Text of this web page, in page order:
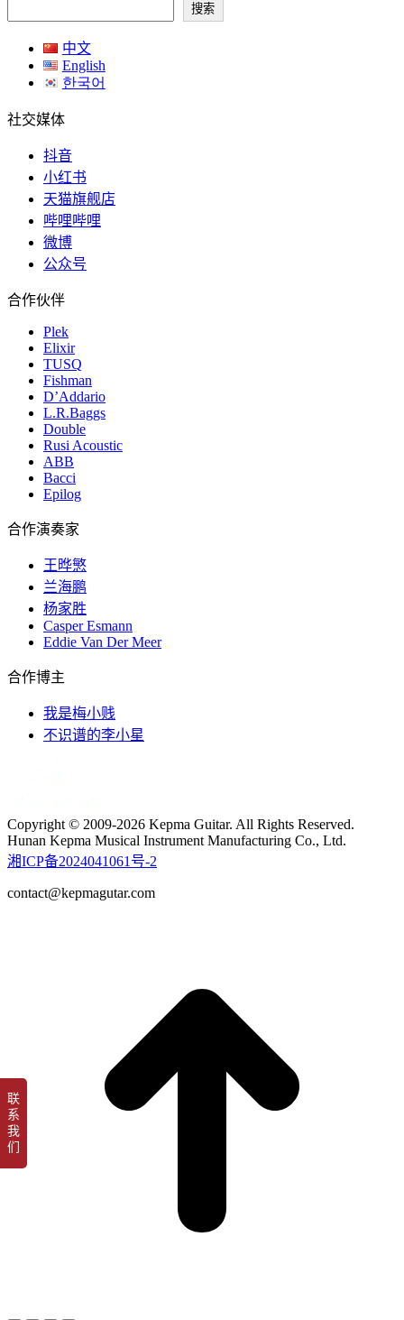
搜索
中文
English
한국어
社交媒体
抖音
小红书
天猫旗舰店
哔哩哔哩
微博
公众号
合作伙伴
Plek
Elixir
TUSQ
Fishman
D’Addario
L.R.Baggs
Double
Rusi Acoustic
ABB
Bacci
Epilog
合作演奏家
王晔慜
兰海鹏
杨家胜
Casper Esmann
Eddie Van Der Meer
合作博主
我是梅小贱
不识谱的李小星
Copyright © 2009-2026 Kepma Guitar. All Rights Reserved.
Hunan Kepma Musical Instrument Manufacturing Co., Ltd.
湘ICP备2024041061号-2
contact@kepmagutar.com
联
系
我
们